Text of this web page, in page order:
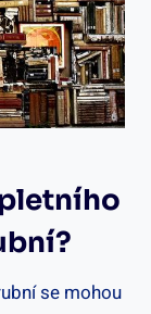
se mohou